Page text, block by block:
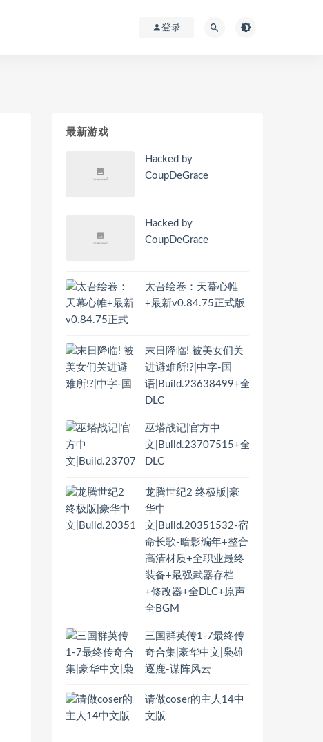
登录
最新游戏
Hacked by
CoupDeGrace
Hacked by
CoupDeGrace
太吾绘卷：天幕心帷
+最新v0.84.75正式版
末日降临! 被美女们关
进避难所!?|中字-国
语|Build.23638499+全
DLC
巫塔战记|官方中
文|Build.23707515+全
DLC
龙腾世纪2 终极版|豪
华中
文|Build.20351532-宿
命长歌-暗影编年+整合
高清材质+全职业最终
装备+最强武器存档
+修改器+全DLC+原声
全BGM
三国群英传1-7最终传
奇合集|豪华中文|枭雄
逐鹿-谋阵风云
请做coser的主人14中
文版